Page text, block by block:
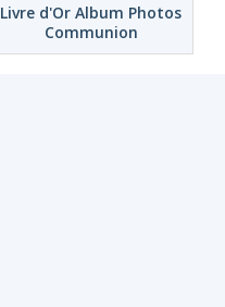
Livre d'Or Album Photos
Communion